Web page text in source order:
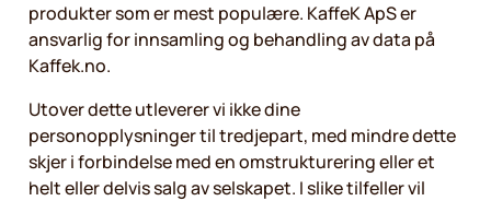
produkter som er mest populære. KaffeK ApS er
ansvarlig for innsamling og behandling av data på
Kaffek.no.
Utover dette utleverer vi ikke dine
personopplysninger til tredjepart, med mindre dette
skjer i forbindelse med en omstrukturering eller et
helt eller delvis salg av selskapet. I slike tilfeller vil